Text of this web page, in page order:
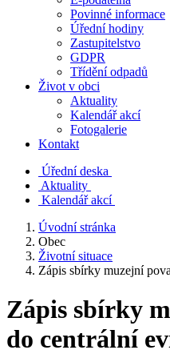
Povinné informace
Úřední hodiny
Zastupitelstvo
GDPR
Třídění odpadů
Život v obci
Aktuality
Kalendář akcí
Fotogalerie
Kontakt
Úřední deska
Aktuality
Kalendář akcí
Úvodní stránka
Obec
Životní situace
Zápis sbírky muzejní
Zápis sbírky
do centrální